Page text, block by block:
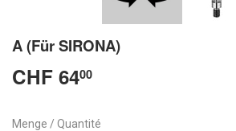
A (Für SIRONA)
CHF 6400
Menge / Quantité